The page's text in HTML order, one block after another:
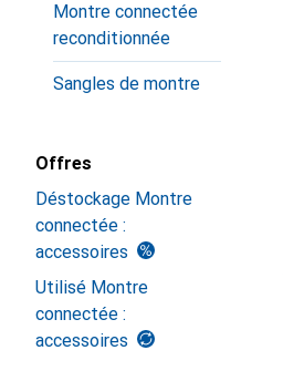
Montre connectée
reconditionnée
Sangles de montre
Offres
Déstockage Montre
connectée :
accessoires
Utilisé Montre
connectée :
accessoires